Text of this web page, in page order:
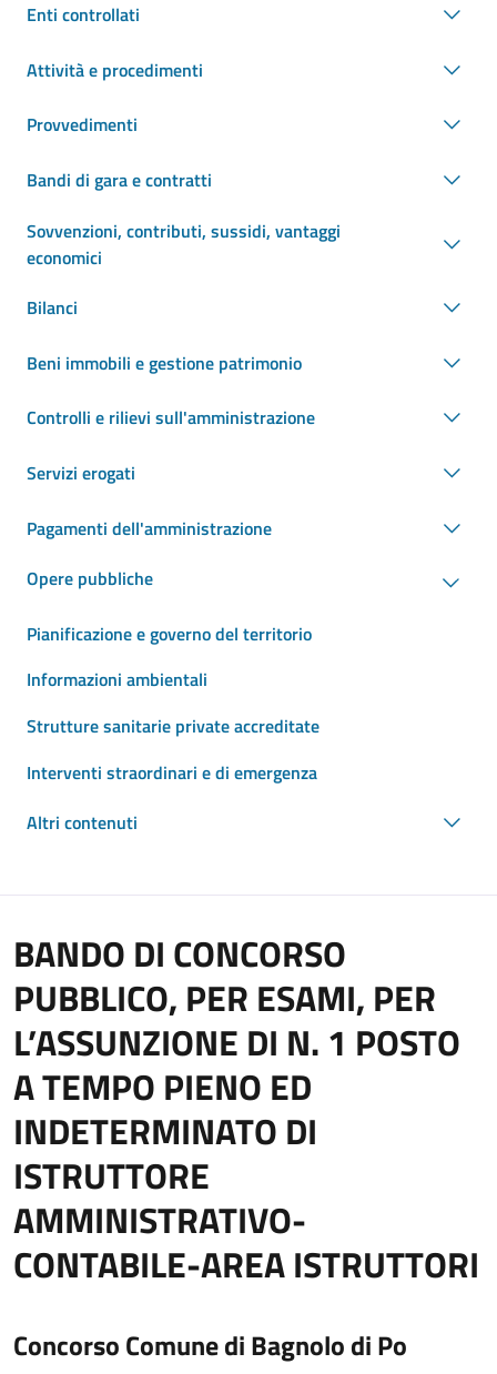
Enti controllati
Attività e procedimenti
Provvedimenti
Bandi di gara e contratti
Sovvenzioni, contributi, sussidi, vantaggi
economici
Bilanci
Beni immobili e gestione patrimonio
Controlli e rilievi sull'amministrazione
Servizi erogati
Pagamenti dell'amministrazione
Opere pubbliche
Pianificazione e governo del territorio
Informazioni ambientali
Strutture sanitarie private accreditate
Interventi straordinari e di emergenza
Altri contenuti
BANDO DI CONCORSO
PUBBLICO, PER ESAMI, PER
L’ASSUNZIONE DI N. 1 POSTO
A TEMPO PIENO ED
INDETERMINATO DI
ISTRUTTORE
AMMINISTRATIVO-
CONTABILE-AREA ISTRUTTORI
Concorso Comune di Bagnolo di Po